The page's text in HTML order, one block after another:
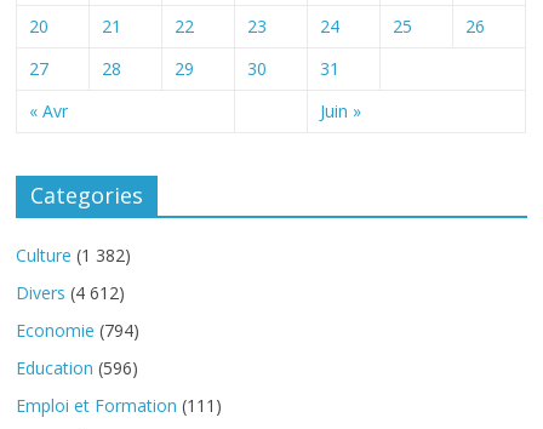
« Avr Juin »
20
21 22 23 24 25
26
27
28 29 30 31
Categories
Culture (1 382)
Divers (4 612)
Economie (794)
Education (596)
Emploi et Formation (111)